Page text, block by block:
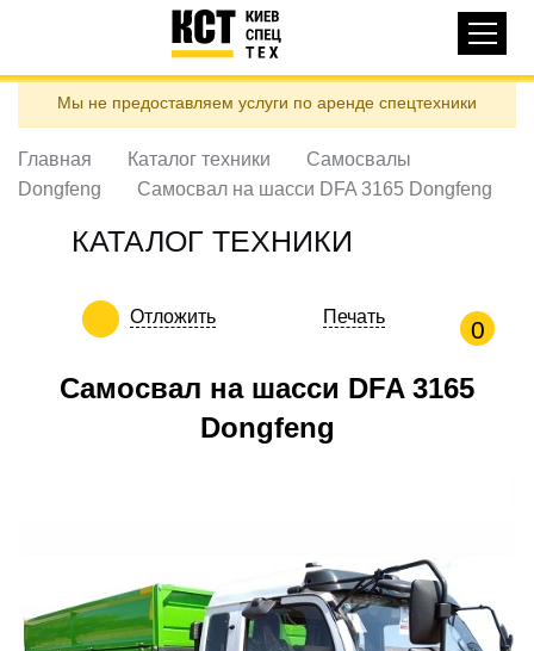
содержанию
навигация
КАТАЛОГ ТЕХНИКИ
ДОСТАВКА И ОПЛАТА
О НАС
КОНТАКТЫ
Мы не предоставляем услуги по аренде спецтехники
Главная Каталог техники
Самосвалы
Dongfeng
Самосвал на шасси DFA 3165 Dongfeng
КАТАЛОГ ТЕХНИКИ
Отложить Печать 0
Самосвал на шасси DFA 3165
Dongfeng